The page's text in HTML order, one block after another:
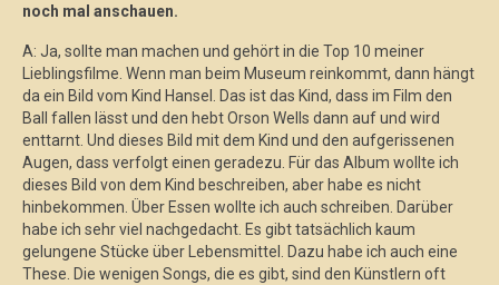
noch mal anschauen.
A: Ja, sollte man machen und gehört in die Top 10 meiner
Lieblingsfilme. Wenn man beim Museum reinkommt, dann hängt
da ein Bild vom Kind Hansel. Das ist das Kind, dass im Film den
Ball fallen lässt und den hebt Orson Wells dann auf und wird
enttarnt. Und dieses Bild mit dem Kind und den aufgerissenen
Augen, dass verfolgt einen geradezu. Für das Album wollte ich
dieses Bild von dem Kind beschreiben, aber habe es nicht
hinbekommen. Über Essen wollte ich auch schreiben. Darüber
habe ich sehr viel nachgedacht. Es gibt tatsächlich kaum
gelungene Stücke über Lebensmittel. Dazu habe ich auch eine
These. Die wenigen Songs, die es gibt, sind den Künstlern oft